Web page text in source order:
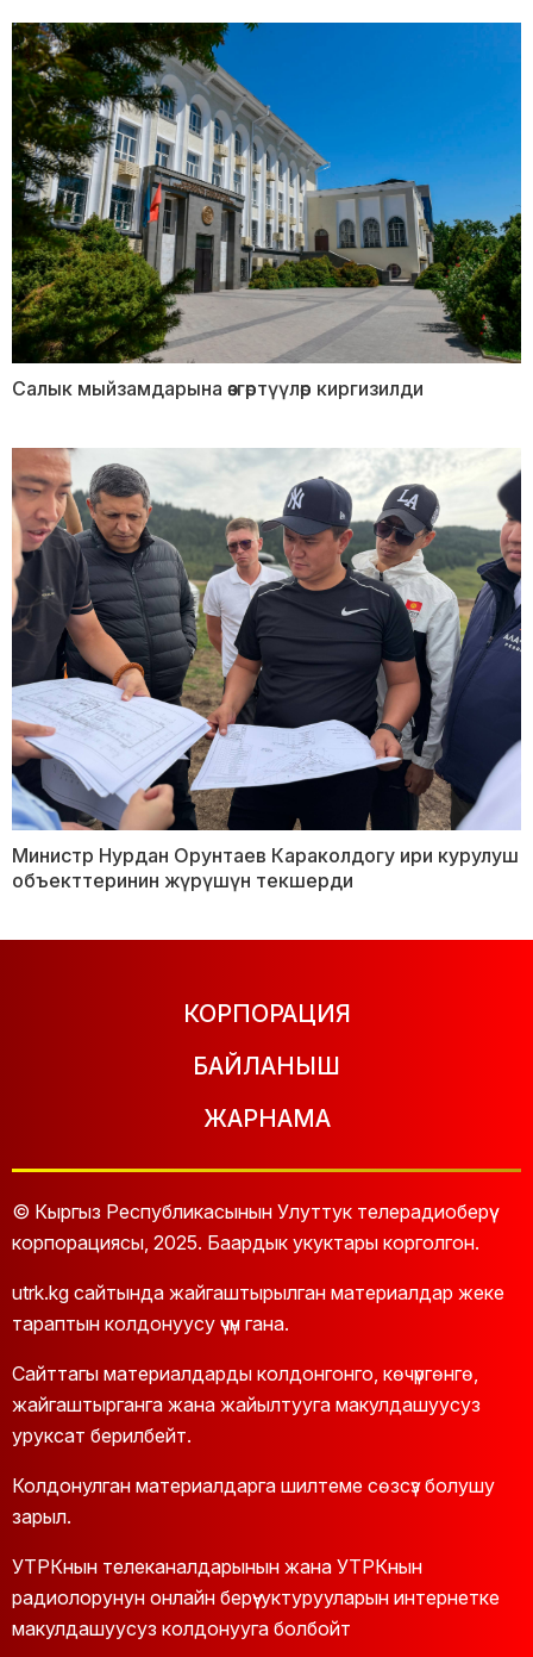
Салык мыйзамдарына өзгөртүүлөр киргизилди
Министр Нурдан Орунтаев Караколдогу ири курулуш
объекттеринин жүрүшүн текшерди
КОРПОРАЦИЯ
БАЙЛАНЫШ
ЖАРНАМА
© Кыргыз Республикасынын Улуттук телерадиоберүү
корпорациясы, 2025. Баардык укуктары корголгон.
utrk.kg сайтында жайгаштырылган материалдар жеке
тараптын колдонуусу үчүн гана.
Сайттагы материалдарды колдонгонго, көчүргөнгө,
жайгаштырганга жана жайылтууга макулдашуусуз
уруксат берилбейт.
Колдонулган материалдарга шилтеме сөзсүз болушу
зарыл.
УТРКнын телеканалдарынын жана УТРКнын
радиолорунун онлайн берүү-уктурууларын интернетке
макулдашуусуз колдонууга болбойт